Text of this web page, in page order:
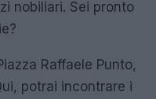
nobiliari. Sei pronto
Raffaele Punto,
potrai incontrare i